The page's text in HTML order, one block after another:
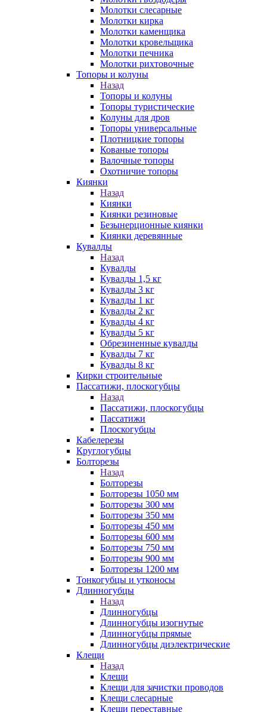
Молотки слесарные
Молотки кирка
Молотки каменщика
Молотки кровельщика
Молотки печника
Молотки рихтовочные
Топоры и колуны
Назад
Топоры и колуны
Топоры туристические
Колуны для дров
Топоры универсальные
Плотницкие топоры
Кованые топоры
Валочные топоры
Охотничие топоры
Киянки
Назад
Киянки
Киянки резиновые
Безынерционные киянки
Киянки деревянные
Кувалды
Назад
Кувалды
Кувалды 1,5 кг
Кувалды 3 кг
Кувалды 1 кг
Кувалды 2 кг
Кувалды 4 кг
Кувалды 5 кг
Обрезиненные кувалды
Кувалды 7 кг
Кувалды 8 кг
Кирки строительные
Пассатижи, плоскогубцы
Назад
Пассатижи, плоскогубцы
Пассатижи
Плоскогубцы
Кабелерезы
Круглогубцы
Болторезы
Назад
Болторезы
Болторезы 1050 мм
Болторезы 300 мм
Болторезы 350 мм
Болторезы 450 мм
Болторезы 600 мм
Болторезы 750 мм
Болторезы 900 мм
Болторезы 1200 мм
Тонкогубцы и утконосы
Длинногубцы
Назад
Длинногубцы
Длинногубцы изогнутые
Длинногубцы прямые
Длинногубцы диэлектрические
Клещи
Назад
Клещи
Клещи для зачистки проводов
Клещи слесарные
Клещи переставные